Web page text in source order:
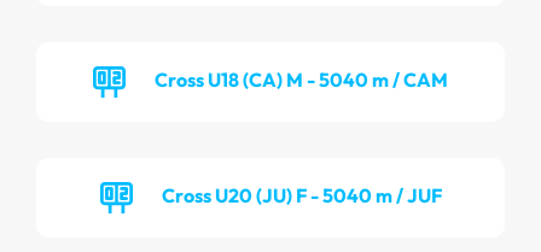
Cross U18 (CA) M - 5040 m / CAM
Cross U20 (JU) F - 5040 m / JUF